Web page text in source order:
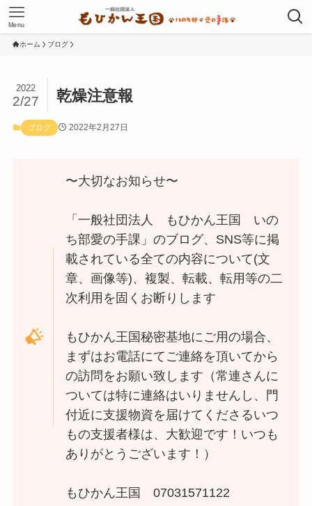
Menu
ホーム ブログ
乾燥注意報
2022
2/27
ブログ 2022年2月27日
〜大切なお知らせ〜
「一般社団法人 もひかん王国 いの
ち部愛の手課」のブログ、SNS等に掲
載されている全ての内容について(文
章、画像等)、複製、転載、転用等の二
次利用を固くお断りします
もひかん王国秘密基地にご用の場合、
まずはお電話にてご連絡を頂いてから
の訪問をお願い致します（常連さんに
ついては特に連絡はいりませんし、門
付近に支援物資を届けてくださるいつ
もの支援者様は、大歓迎です！いつも
ありがとうございます！）
もひかん王国 07031571122